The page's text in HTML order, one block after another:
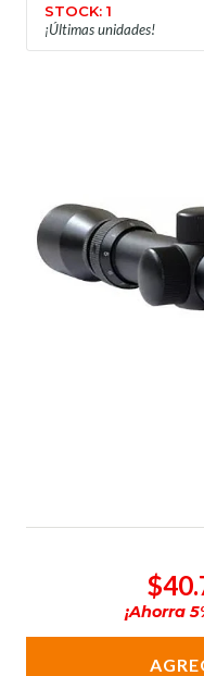
STOCK: 1
¡Últimas unidades!
¡Ahorra5